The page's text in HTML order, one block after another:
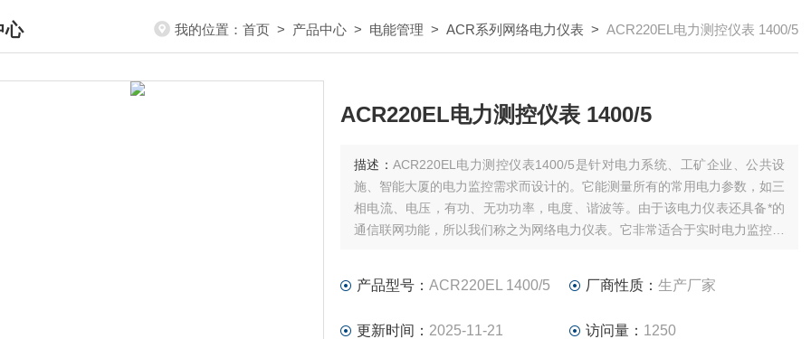
心
CENTER
我的位置： 首页 > 产品中心 > 电能管理 > ACR系列网络电力仪表 > ACR220EL电力测控仪表 1400/5
ACR220EL电力测控仪表 1400/5
描述： ACR220EL电力测控仪表1400/5是针对电力系统、工矿企业、公共设
施、智能大厦的电力监控需求而设计的。它能测量所有的常用电力参数，如三
相电流、电压，有功、无功功率，电度、谐波等。由于该电力仪表还具备*的
通信联网功能，所以我们称之为网络电力仪表。它非常适合于实时电力监控系
产品型号： ACR220EL 1400/5 厂商性质： 生产厂家
更新时间： 2025-11-21 访问量： 1250